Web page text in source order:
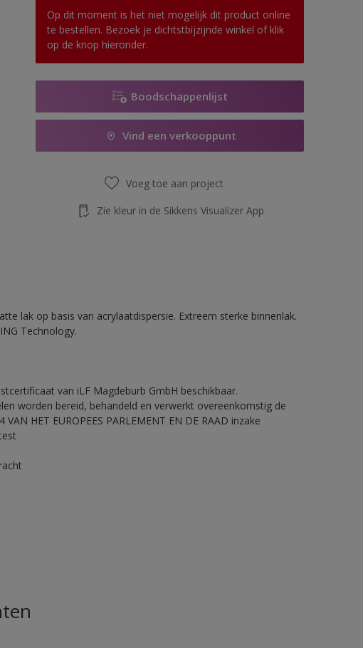
Op dit moment is het niet mogelijk dit product online
te bestellen. Bezoek je dichtstbijzijnde winkel of klik
op de knop hieronder.
Boodschappenlijst
Vind een verkooppunt
Voeg toe aan project
Zie kleur in de Sikkens Visualizer App
lak op basis van acrylaatdispersie. Extreem sterke binnenlak.
Technology.
van iLF Magdeburb GmbH beschikbaar.
worden bereid, behandeld en verwerkt overeenkomstig de
HET EUROPEES PARLEMENT EN DE RAAD inzake